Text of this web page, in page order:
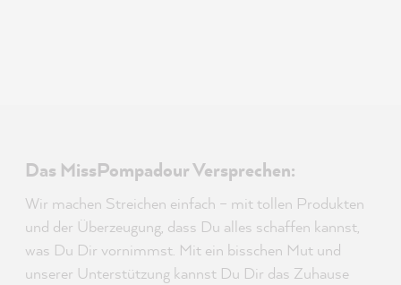
Das MissPompadour Versprechen:
Wir machen Streichen einfach – mit tollen Produkten
und der Überzeugung, dass Du alles schaffen kannst,
was Du Dir vornimmst. Mit ein bisschen Mut und
unserer Unterstützung kannst Du Dir das Zuhause